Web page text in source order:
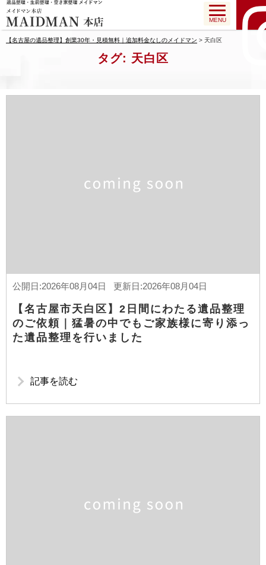
MENU
【名古屋の遺品整理】創業30年・見積無料｜追加料金なしのメイドマン > 天白区
タグ: 天白区
公開日:2026年08月04日 更新日:2026年08月04日
【名古屋市天白区】2日間にわたる遺品整理
のご依頼｜猛暑の中でもご家族様に寄り添っ
た遺品整理を行いました
記事を読む